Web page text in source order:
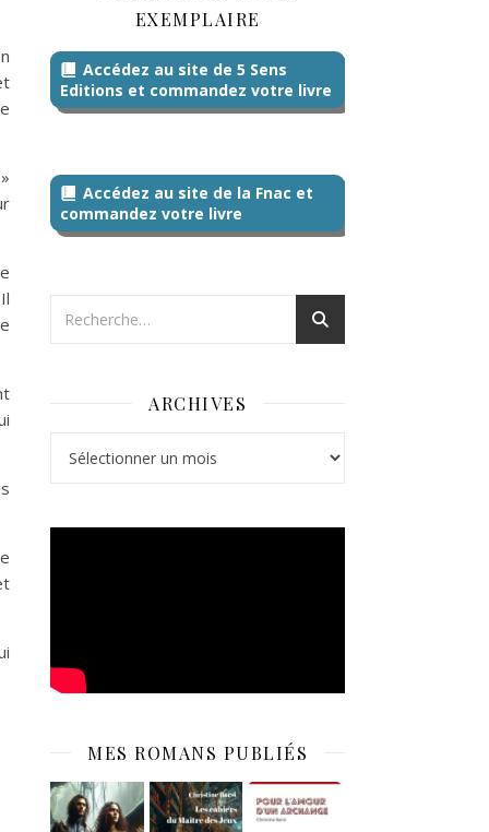
EXEMPLAIRE
Accédez au site de 5 Sens
Editions et commandez votre livre
Accédez au site de la Fnac et
commandez votre livre
ARCHIVES
MES ROMANS PUBLIÉS